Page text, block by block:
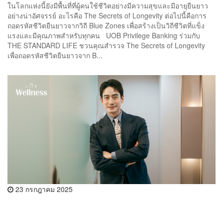
ในโลกแห่งนี้ยังมีพื้นที่ที่ผู้คนใช้ชีวิตอย่างมีความสุขและมีอายุยืนยาว
อย่างน่าอัศจรรย์ อะไรคือ The Secrets of Longevity ต่อไปนี้คือการ
ถอดรหัสชีวิตยืนยาวจากวิถี Blue Zones เพื่อสร้างเป็นวิถีชีวิตที่แข็ง
แรงและมีคุณภาพสำหรับทุกคน UOB Privilege Banking ร่วมกับ
THE STANDARD LIFE ชวนคุณสำรวจ The Secrets of Longevity
เพื่อถอดรหัสชีวิตยืนยาวจาก B...
23 กรกฎาคม 2025